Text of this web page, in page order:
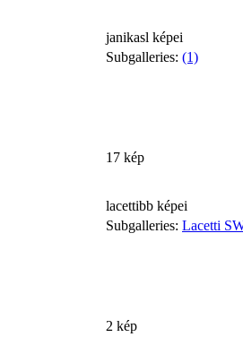
janikasl képei
Subgalleries: (1)
17 kép
lacettibb képei
Subgalleries: Lacetti
2 kép